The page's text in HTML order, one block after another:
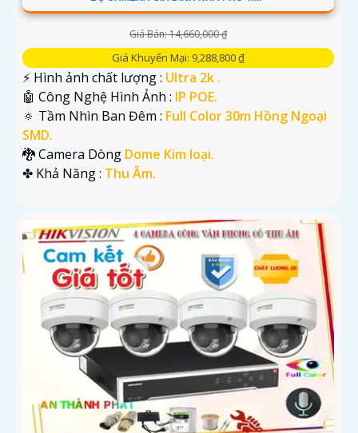
Giá Bán: 14,660,000 ₫
Giá Khuyến Mại: 9,288,800 ₫
️⚡ Hình ảnh chất lượng : Ultra 2k .
🤖️ Công Nghệ Hình Ảnh : IP POE.
🔅 Tầm Nhìn Ban Đêm : Full Color 30m Hồng Ngoại
SMD.
🐉️ Camera Dòng Dome Kim loại.
️✤ Khả Năng : Thu Âm.